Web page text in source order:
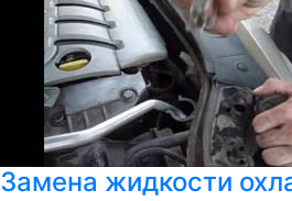
Замена жидкости